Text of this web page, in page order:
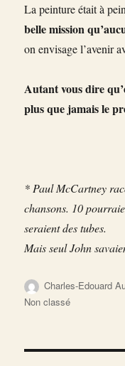
La peinture était à
belle mission
on envisage l’avenir
Autant vous dire
plus que jamais le
* Paul McCartney
chansons. 10
seraient des tubes.
Mais seul John
Auteur
Charles-Edouard
Non classé